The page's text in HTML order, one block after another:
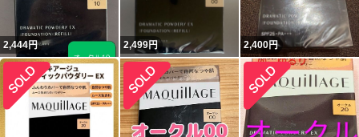
2,444円 2,499円 2,400円